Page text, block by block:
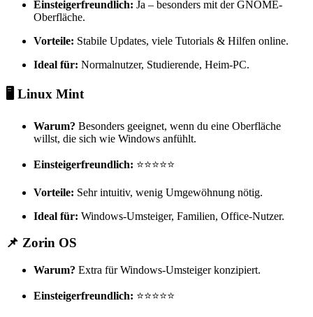
Einsteigerfreundlich: Ja – besonders mit der GNOME-
Oberfläche.
Vorteile: Stabile Updates, viele Tutorials & Hilfen online.
Ideal für: Normalnutzer, Studierende, Heim-PC.
🖥️ Linux Mint
Warum? Besonders geeignet, wenn du eine Oberfläche
willst, die sich wie Windows anfühlt.
Einsteigerfreundlich: ⭐⭐⭐⭐⭐
Vorteile: Sehr intuitiv, wenig Umgewöhnung nötig.
Ideal für: Windows-Umsteiger, Familien, Office-Nutzer.
📌 Zorin OS
Warum? Extra für Windows-Umsteiger konzipiert.
Einsteigerfreundlich: ⭐⭐⭐⭐⭐